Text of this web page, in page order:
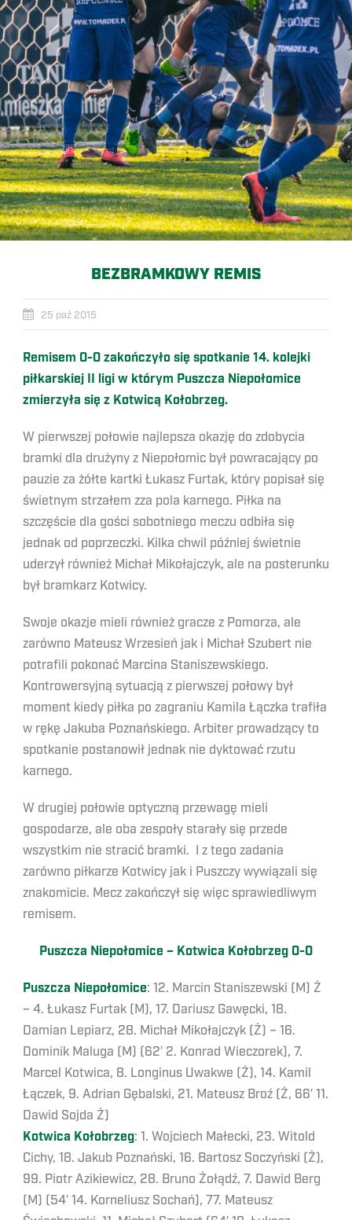
BEZBRAMKOWY REMIS
25 paź 2015
Remisem 0-0 zakończyło się spotkanie 14. kolejki
piłkarskiej II ligi w którym Puszcza Niepołomice
zmierzyła się z Kotwicą Kołobrzeg.
W pierwszej połowie najlepsza okazję do zdobycia
bramki dla drużyny z Niepołomic był powracający po
pauzie za żółte kartki Łukasz Furtak, który popisał się
świetnym strzałem zza pola karnego. Piłka na
szczęście dla gości sobotniego meczu odbiła się
jednak od poprzeczki. Kilka chwil później świetnie
uderzył również Michał Mikołajczyk, ale na posterunku
był bramkarz Kotwicy.
Swoje okazje mieli również gracze z Pomorza, ale
zarówno Mateusz Wrzesień jak i Michał Szubert nie
potrafili pokonać Marcina Staniszewskiego.
Kontrowersyjną sytuacją z pierwszej połowy był
moment kiedy piłka po zagraniu Kamila Łączka trafiła
w rękę Jakuba Poznańskiego. Arbiter prowadzący to
spotkanie postanowił jednak nie dyktować rzutu
karnego.
W drugiej połowie optyczną przewagę mieli
gospodarze, ale oba zespoły starały się przede
wszystkim nie stracić bramki. I z tego zadania
zarówno piłkarze Kotwicy jak i Puszczy wywiązali się
znakomicie. Mecz zakończył się więc sprawiedliwym
remisem.
Puszcza Niepołomice – Kotwica Kołobrzeg 0-0
Puszcza Niepołomice: 12. Marcin Staniszewski (M) Ż
– 4. Łukasz Furtak (M), 17. Dariusz Gawęcki, 18.
Damian Lepiarz, 28. Michał Mikołajczyk (Ż) – 16.
Dominik Maluga (M) (62′ 2. Konrad Wieczorek), 7.
Marcel Kotwica, 8. Longinus Uwakwe (Ż), 14. Kamil
Łączek, 9. Adrian Gębalski, 21. Mateusz Broź (Ż, 66′ 11.
Dawid Sojda Ż)
Kotwica Kołobrzeg: 1. Wojciech Małecki, 23. Witold
Cichy, 18. Jakub Poznański, 16. Bartosz Soczyński (Ż),
99. Piotr Azikiewicz, 28. Bruno Żołądź, 7. Dawid Berg
(M) (54′ 14. Korneliusz Sochań), 77. Mateusz